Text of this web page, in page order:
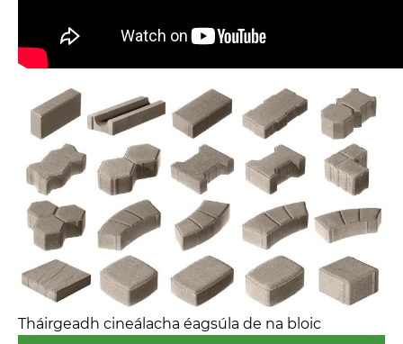
Tháirgeadh cineálacha éagsúla de na bloic